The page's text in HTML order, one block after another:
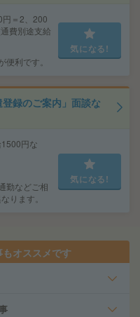
＝2、200
費別途支給
利です。
気になる!
登録のご案内」面談な
円な
勤などご相
ります。
気になる!
オススメです